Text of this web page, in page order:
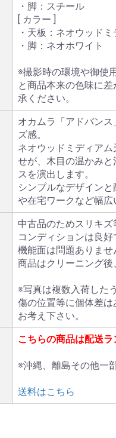
・脚：スチール
[ カラー ]
・天板：ネオウッド
・脚：ネオホワイト
※撮影時の環境や御使
と商品本来の色味に
承ください。
オカムラ「アドバン
ズ感。
ネオウッドミディア
せが、木目の温かみ
スを演出します。
シンプルなデザイン
や在宅ワークなど幅広
中古品のためスリキズ
コンディションは良好
機能面は問題ありませ
商品はクリーニング後
※写真は複数入荷した
傷の位置等に個体差
お考え下さい。
こちらの商品は配送ラ
※沖縄、離島その他一
送料はこちら